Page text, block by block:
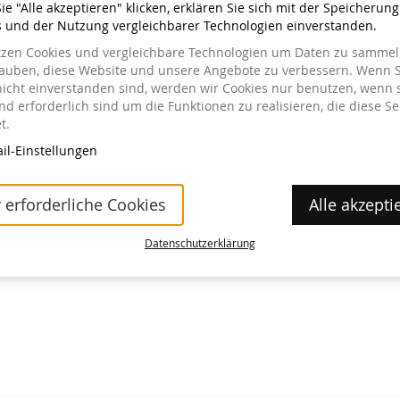
im Museum erhältlich.
"Alle akzeptieren" klicken, erklären Sie sich mit der
und der Nutzung vergleichbarer Technologien einverstanden.
Cookies und vergleichbare Technologien um Daten zu
diese Website und unsere Angebote zu verbessern. Wenn
einverstanden sind, werden wir Cookies nur benutzen, wenn
erforderlich sind um die Funktionen zu realisieren, die diese
Einstellungen
erforderliche Cookies Alle
Datenschutzerklärung